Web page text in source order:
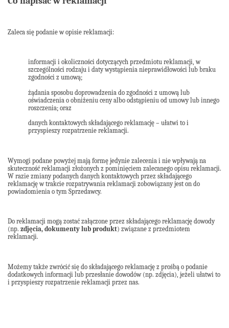
Zaleca się podanie w opisie reklamacji:
informacji i okoliczności dotyczących przedmiotu reklamacji, w
szczególności rodzaju i daty wystąpienia nieprawidłowości lub braku
zgodności z umową;
żądania sposobu doprowadzenia do zgodności z umową lub
oświadczenia o obniżeniu ceny albo odstąpieniu od umowy lub innego
roszczenia; oraz
danych kontaktowych składającego reklamację – ułatwi to i
przyspieszy rozpatrzenie reklamacji.
Wymogi podane powyżej mają formę jedynie zalecenia i nie wpływają na
skuteczność reklamacji złożonych z pominięciem zalecanego opisu reklamacji.
W razie zmiany podanych danych kontaktowych przez składającego
reklamację w trakcie rozpatrywania reklamacji zobowiązany jest on do
powiadomienia o tym Sprzedawcy.
Do reklamacji mogą zostać załączone przez składającego reklamację dowody
(np. zdjęcia, dokumenty lub produkt) związane z przedmiotem
reklamacji.
Możemy także zwrócić się do składającego reklamację z prośbą o podanie
dodatkowych informacji lub przesłanie dowodów (np. zdjęcia), jeżeli ułatwi to
i przyspieszy rozpatrzenie reklamacji przez nas.